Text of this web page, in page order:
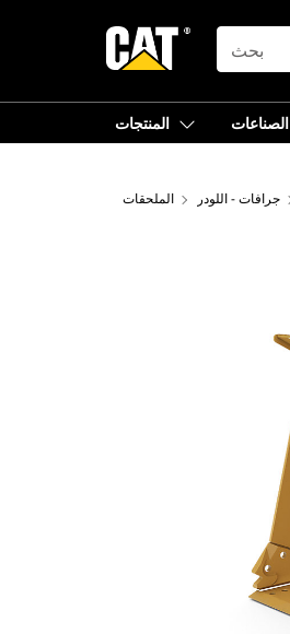
SEARCH
المنتجات الصناعات
الملحقات جرافات - اللودر